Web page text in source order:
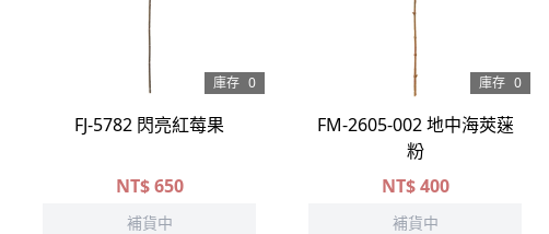
庫存 0
FJ-5782 閃亮紅莓果
NT$650
補貨中
庫存 0
FM-2605-002 地中海莢蒾
粉
NT$400
補貨中